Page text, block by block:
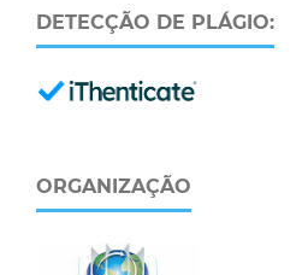
DETECÇÃO DE PLÁGIO:
ORGANIZAÇÃO